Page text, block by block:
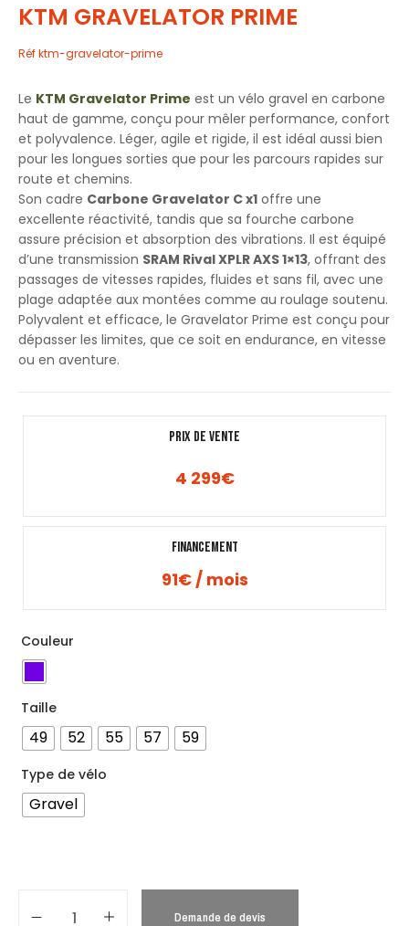
KTM GRAVELATOR PRIME
Réfktm-gravelator-prime
Le KTM Gravelator Prime est un vélo gravel en carbone
haut de gamme, conçu pour mêler performance, confort
et polyvalence. Léger, agile et rigide, il est idéal aussi bien
pour les longues sorties que pour les parcours rapides sur
route et chemins.
Son cadre Carbone Gravelator C x1 offre une
excellente réactivité, tandis que sa fourche carbone
assure précision et absorption des vibrations. Il est équipé
d’une transmission SRAM Rival XPLR AXS 1×13, offrant des
passages de vitesses rapides, fluides et sans fil, avec une
plage adaptée aux montées comme au roulage soutenu.
Polyvalent et efficace, le Gravelator Prime est conçu pour
dépasser les limites, que ce soit en endurance, en vitesse
ou en aventure.
PRIX DE VENTE
4 299€
Financement
91€ / mois
Couleur
Taille
49 52 55 57 59
Type de vélo
Gravel
Demande de devis